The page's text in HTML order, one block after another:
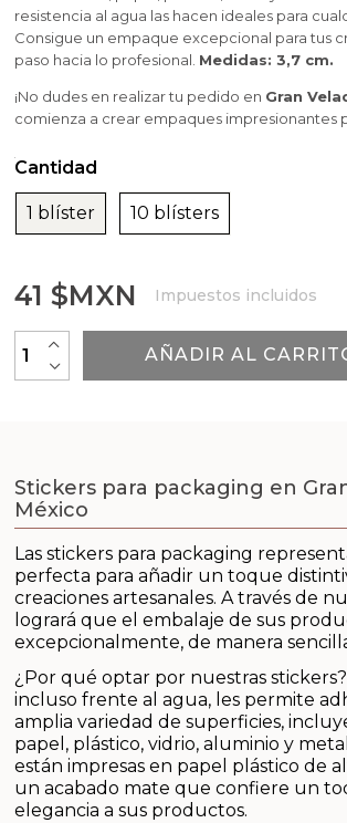
resistencia al agua las hacen ideales para
Consigue un empaque excepcional para tus
paso hacia lo profesional. Medidas: 3,7 cm.
¡No dudes en realizar tu pedido en Gran
comienza a crear empaques impresionantes
Cantidad
1 blíster 10 blísters
41 $MXN Impuestos incluidos
-
+
AÑADIR AL
Stickers para packaging en
México
Las stickers para packaging
perfecta para añadir un toque
creaciones artesanales. A través de
logrará que el embalaje de sus
excepcionalmente, de manera
¿Por qué optar por nuestras
incluso frente al agua, les permite
amplia variedad de superficies,
papel, plástico, vidrio, aluminio y
están impresas en papel plástico de
un acabado mate que confiere un
elegancia a sus productos.
Artículos personalizados
Arcillas
Bases para cosmética y jabones
Ceras cosmeticas
Conservantes, fijadores y
Envases para cosmética
Leches, aguas e hidrolatos
Outlet
Packaging para tus creaciones
Principios activos cosmetología
Recordatorios de primera comunión
Regalos para bautizo
Regalos para boda
Fragancias Amaderadas
Esencias de perfume masculino
Hacer velas de masaje
Inclusiones y Accesorios para
Moldes navideños de Gran Velada